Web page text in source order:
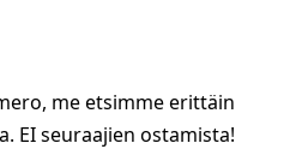
me etsimme erittäin
EI seuraajien ostamista!